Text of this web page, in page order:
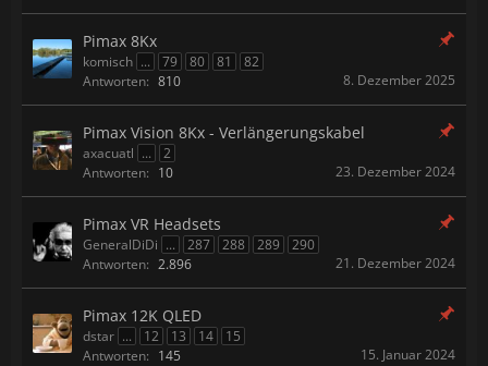
Pimax 8Kx
komisch ... 79 80 81
82
Antworten: 810 8. Dezember 2025
Pimax Vision 8Kx - Verlängerungskabel
axacuatl ...
2
Antworten: 10 23. Dezember 2024
Pimax VR Headsets
GeneralDiDi ... 287 288 289
290
Antworten: 2.896 21. Dezember 2024
Pimax 12K QLED
dstar ... 12 13 14
15
Antworten: 145 15. Januar 2024